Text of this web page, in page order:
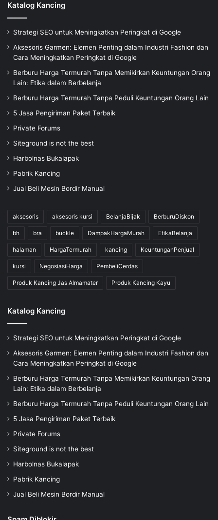
Katalog Kancing
Strategi SEO untuk Meningkatkan Peringkat di Google
Aksesoris Garmen: Elemen Penting dalam Industri Fashion dan
Cara Meningkatkan Peringkat di Google
Berburu Harga Termurah Tanpa Memikirkan Keuntungan Orang
Lain: Etika dalam Berbelanja
Berburu Harga Termurah Tanpa Peduli Keuntungan Orang Lain
5 Jasa Pengiriman Paket Terbaik
Private Forums
Siteground is not the best
Harbolnas Bukalapak
Pabrik Kancing
Jual Beli Mesin Bordir Manual
aksesoris aksesoris kursi BelanjaBijak BerburuDiskon
bh bra buckle DampakHargaMurah EtikaBelanja
halaman HargaTermurah kancing KeuntunganPenjual
kursi NegosiasiHarga PembeliCerdas
Produk Kancing Jas Almamater Produk Kancing Kayu
Katalog Kancing
Strategi SEO untuk Meningkatkan Peringkat di Google
Aksesoris Garmen: Elemen Penting dalam Industri Fashion dan
Cara Meningkatkan Peringkat di Google
Berburu Harga Termurah Tanpa Memikirkan Keuntungan Orang
Lain: Etika dalam Berbelanja
Berburu Harga Termurah Tanpa Peduli Keuntungan Orang Lain
5 Jasa Pengiriman Paket Terbaik
Private Forums
Siteground is not the best
Harbolnas Bukalapak
Pabrik Kancing
Jual Beli Mesin Bordir Manual